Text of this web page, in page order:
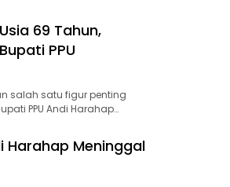
69 Tahun,
PPU
salah satu figur penting
PPU Andi Harahap…
Harahap Meninggal